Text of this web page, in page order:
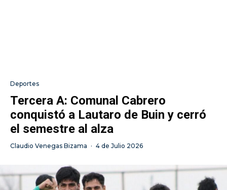
Deportes
Tercera A: Comunal Cabrero
conquistó a Lautaro de Buin y cerró
el semestre al alza
Claudio Venegas Bizama · 4 de Julio 2026